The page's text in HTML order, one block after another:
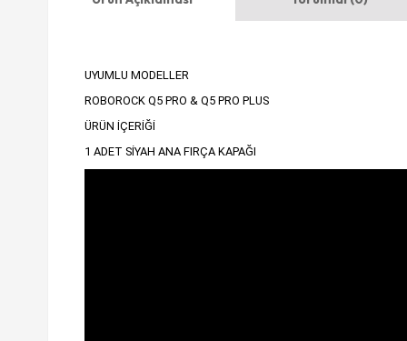
UYUMLU MODELLER
ROBOROCK Q5 PRO & Q5 PRO PLUS
ÜRÜN İÇERİĞİ
1 ADET SİYAH ANA FIRÇA KAPAĞI